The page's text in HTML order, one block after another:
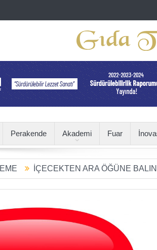
Perakende Akademi Fuar
İÇECEKTEN ARA ÖĞÜNE BALIN